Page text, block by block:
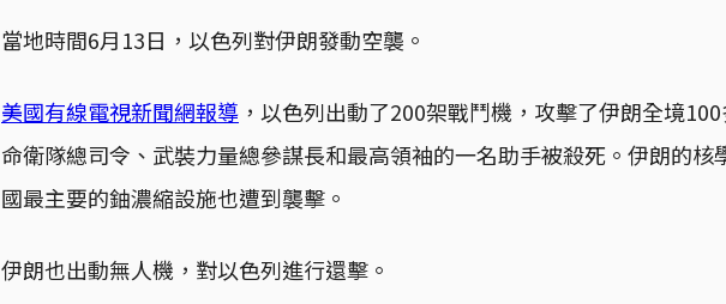
當地時間6月13日，以色列對伊朗發動空襲。
美國有線電視新聞網報導 ，以色列出動了200架戰鬥機，攻擊了伊朗全境
命衛隊總司令、武裝力量總參謀長和最高領袖的一名助手被殺死。伊朗的核
國最主要的鈾濃縮設施也遭到襲擊。
伊朗也出動無人機，對以色列進行還擊。